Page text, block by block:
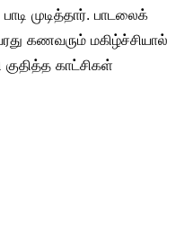
முடித்தார். பாடலைக்
கணவரும் மகிழ்ச்சியால்
காட்சிகள்